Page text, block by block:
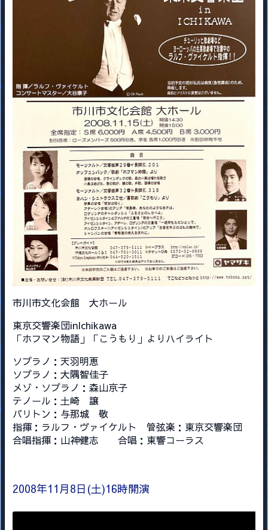
市川市文化会館 大ホール
東京交響楽団inIchikawa
「ホフマン物語」「こうもり」よりハイライト
ソプラノ：天羽明恵
ソプラノ：大隅智佳子
メゾ・ソプラノ：森山京子
テノール：土崎 譲
バリトン：与那城 敬
指揮：ラルフ・ヴァイケルト 管弦楽：東京交響楽団
合唱指揮：山神健志 合唱：東響コーラス
2008年11月8日(土)16時開演